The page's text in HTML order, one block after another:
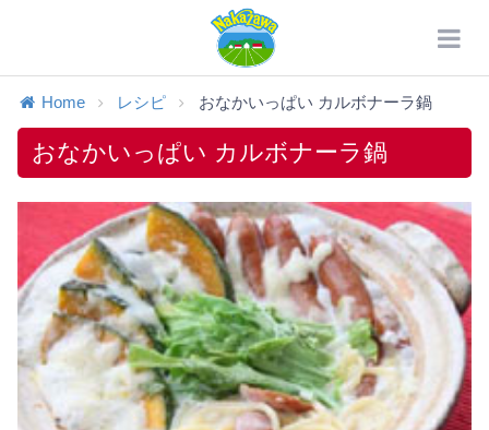
Home レシピ おなかいっぱい カルボナーラ鍋
おなかいっぱい カルボナーラ鍋